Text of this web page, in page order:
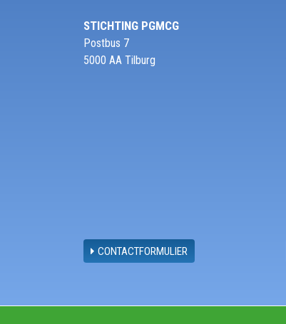
STICHTING PGMCG
Postbus 7
5000 AA Tilburg
CONTACTFORMULIER